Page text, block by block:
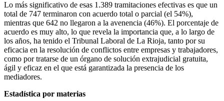
Lo más significativo de esas 1.389 tramitaciones efectivas es que un
total de 747 terminaron con acuerdo total o parcial (el 54%),
mientras que 642 no llegaron a la avenencia (46%). El porcentaje de
acuerdo es muy alto, lo que revela la importancia que, a lo largo de
los años, ha tenido el Tribunal Laboral de La Rioja, tanto por su
eficacia en la resolución de conflictos entre empresas y trabajadores,
como por tratarse de un órgano de solución extrajudicial gratuita,
ágil y eficaz en el que está garantizada la presencia de los
mediadores.
Estadística por materias